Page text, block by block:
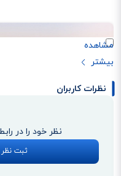
نظرات کاربران
نظر خود را در
ثبت نظر